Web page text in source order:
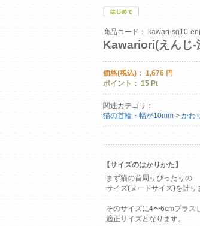
商品コード： kawari-sg10-
Kawariori(えんじ-
価格(税込)： 1,676 円
ポイント： 15 Pt
関連カテゴリ：
猫の首輪・幅が10mm > かわ
【サイズのはかりかた】
まず猫の首周りぴったりの
サイズ(ヌードサイズ)を計り
そのサイズに4〜6cmプラス
適正サイズとなります。